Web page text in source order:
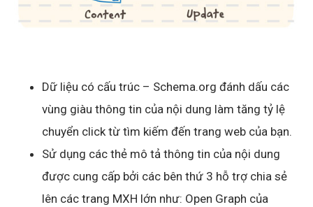
Dữ liệu có cấu trúc – Schema.org đánh dấu các
vùng giàu thông tin của nội dung làm tăng tỷ lệ
chuyển click từ tìm kiếm đến trang web của bạn.
Sử dụng các thẻ mô tả thông tin của nội dung
được cung cấp bởi các bên thứ 3 hỗ trợ chia sẻ
lên các trang MXH lớn như: Open Graph của